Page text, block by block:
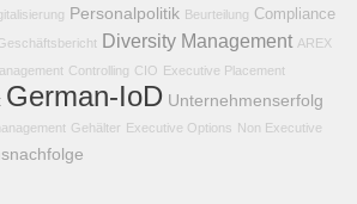
Personalpolitik Beurteilung Compliance
Diversity Management AREX
Controlling CIO Executive Placement
German-IoD Unternehmenserfolg
Gehälter Executive Options Non Executive